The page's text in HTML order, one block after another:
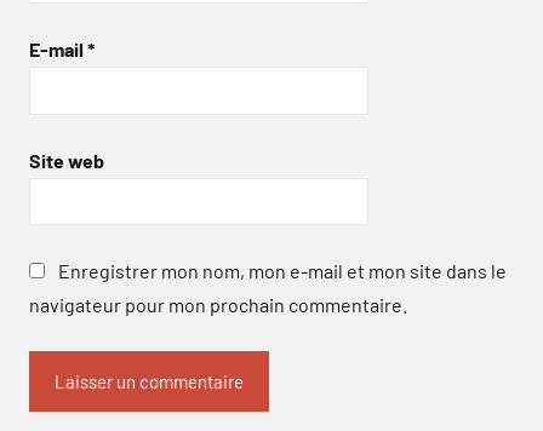
E-mail *
Site web
Enregistrer mon nom, mon e-mail et mon site dans le
navigateur pour mon prochain commentaire.